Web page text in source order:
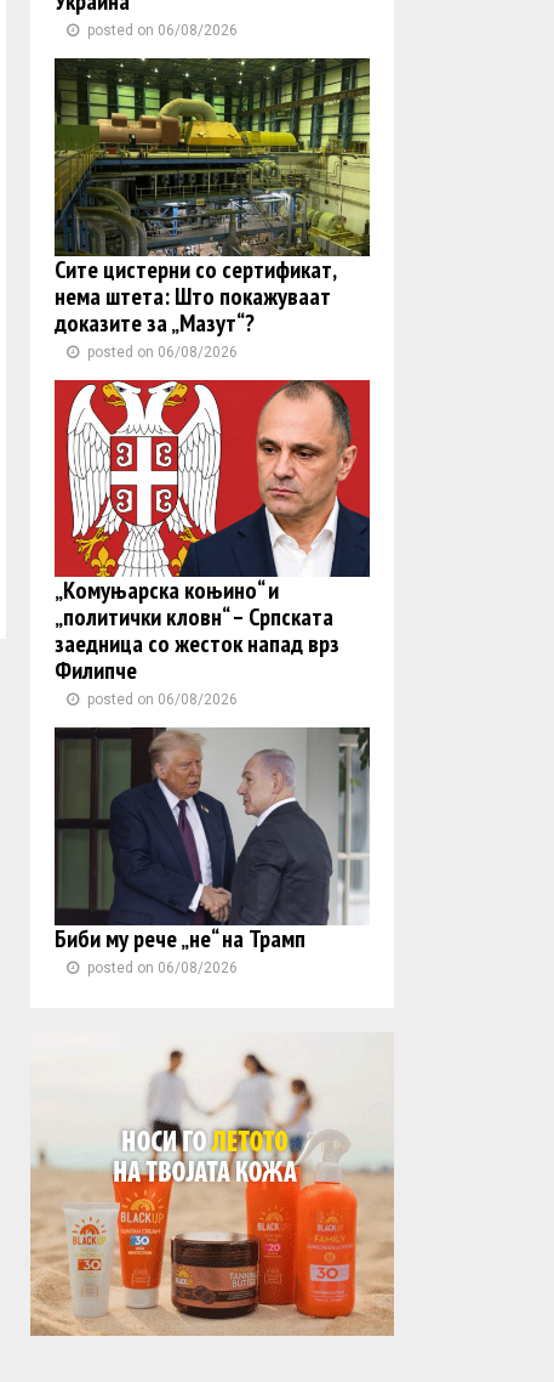
posted on 06/08/2026
Сите цистерни со сертификат,
нема штета: Што покажуваат
доказите за „Мазут“?
posted on 06/08/2026
„Комуњарска коњино“ и
„политички кловн“ – Српската
заедница со жесток напад врз
Филипче
posted on 06/08/2026
Биби му рече „не“ на Трамп
posted on 06/08/2026